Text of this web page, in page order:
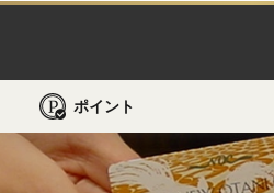
ポイント